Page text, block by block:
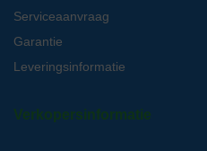
Serviceaanvraag
Garantie
Leveringsinformatie
Verkopersinformatie